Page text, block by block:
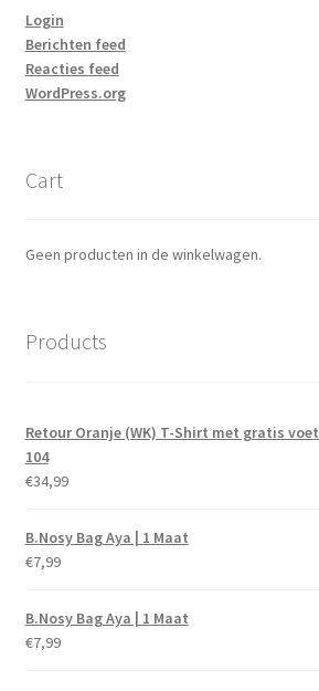
Login
Berichten feed
Reacties feed
WordPress.org
Cart
Geen producten in de winkelwagen.
Products
Retour Oranje (WK) T-Shirt met gratis
104
€34,99
B.Nosy Bag Aya | 1 Maat
€7,99
B.Nosy Bag Aya | 1 Maat
€7,99